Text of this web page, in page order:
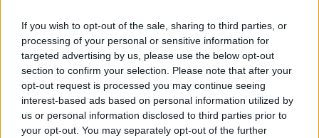
If you wish to opt-out of the sale, sharing to third parties, or
processing of your personal or sensitive information for
targeted advertising by us, please use the below opt-out
section to confirm your selection. Please note that after your
opt-out request is processed you may continue seeing
interest-based ads based on personal information utilized by
us or personal information disclosed to third parties prior to
your opt-out. You may separately opt-out of the further
Συγκεκριμένα, πρόκειται για το ειδικό πακέτο
Μαστογραφίας με 3D Τομοσύνθεση που
προσφέρεται στο κόστος των 40 ευρώ με
παραπεμπτικό.
Η προσφορά ισχύει έως 31 Δεκεμβρίου 2025.